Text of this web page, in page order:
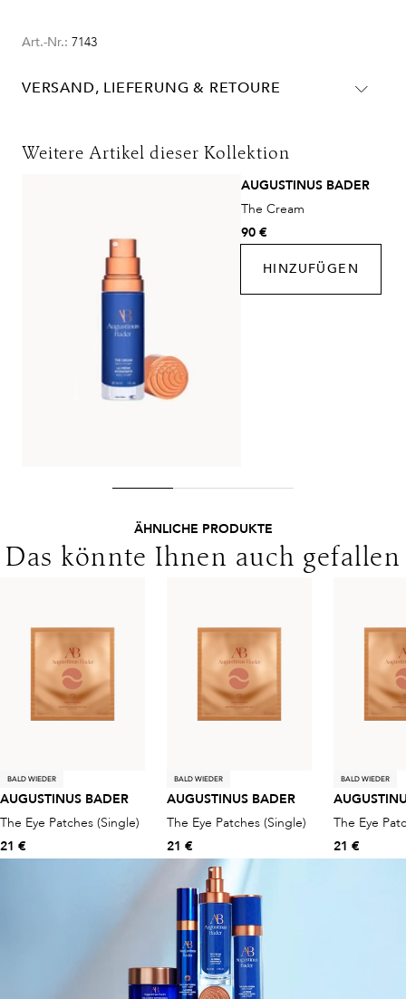
Art.-Nr.: 7143
VERSAND, LIEFERUNG & RETOURE
DHL
1-2 Werktage
Kostenlos ab 250€ Warenwert
Lieferungen in die Schweiz erfolgen ohne MwSt. - beachten
Ausland gelten andere Versandkosten.
Weitere Artikel dieser Kollektion
AUGUSTINUS BADER
The Cream
90 €
HINZUFÜGEN
ÄHNLICHE PRODUKTE
Das könnte Ihnen auch gefallen
BALD WIEDER
AUGUSTINUS BADER
The Eye Patches (Single)
21 €
BALD WIEDER
AUGUSTINUS BADER
The Eye Patches (Single)
21 €
BALD WIEDER
The Eye
21 €